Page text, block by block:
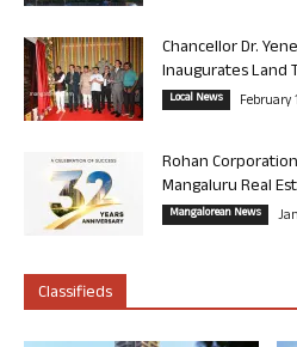
Chancellor Dr.
Inaugurates Land
Local News February
Rohan
Mangaluru Real
Mangalorean News
Classifieds